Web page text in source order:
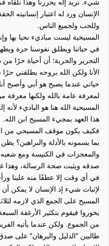
الإنسان ورد له اعتبار إنسانيته
وللحب ولجميع الناس.
المسيحية ليست مباديء نحيا بها
في حياتنا ويطلق نفوسنا حرة
التحرير والحرية؛ أن أحياة حرًا
الأنا ولكن الله بروحه يطلقني
حياتي عندما يصبح هو أبي وأصبح
لمعرفة عامة بالله ولكنها
المسيحية الله هنا هو الباديء لأنه
هذا العهد بمجيء المسيح ابن الله.
فكيف يكون موقف المسيحي من
بما يسمونه بالأدلة والبراهين؟
والمعجزات في الكنيسة ومع
صدقه ويثبت صحة الرسالة، وهذا
في أي وقت إلا عطفًا منه علينا ورأفةً
لإثبات شيء إذ الإنسان لا يمكن
المسيح على الجمع الذي لازمه
يخوروا فيقوم بتكثير الأرغفة
من الجموع. ولكن عندما يأتيه
طالبين "الدليل والبرهان" على